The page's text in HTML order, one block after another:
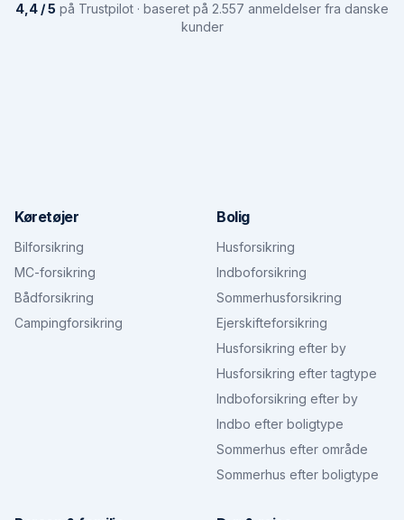
4,4 / 5 på Trustpilot · baseret på 2.557 anmeldelser fra danske
kunder
Køretøjer
Bilforsikring
MC-forsikring
Bådforsikring
Campingforsikring
Bolig
Husforsikring
Indboforsikring
Sommerhusforsikring
Ejerskifteforsikring
Husforsikring efter by
Husforsikring efter tagtype
Indboforsikring efter by
Indbo efter boligtype
Sommerhus efter område
Sommerhus efter boligtype